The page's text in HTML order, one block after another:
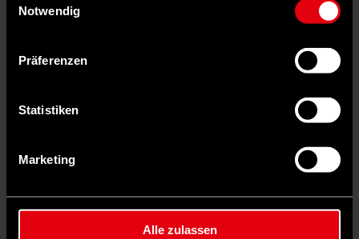
Notwendig
Präferenzen
Statistiken
Marketing
Alle zulassen